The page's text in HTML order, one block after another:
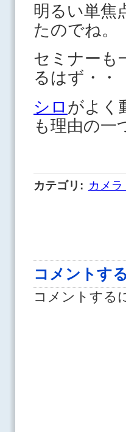
明るい単焦
たのでね。
セミナーも
るはず・・
シロ がよく
も理由の一
カテゴリ : カメ
コメントする
コメントする